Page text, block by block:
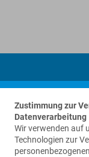
Contact us
Zustimmung zur
Datenverarbeitung
Wir verwenden auf
Technologien zur